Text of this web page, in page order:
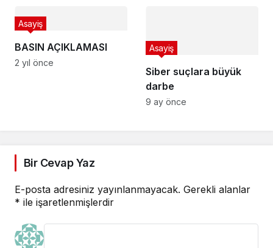
BASIN AÇIKLAMASI
Asayiş
2 yıl önce
Siber suçlara büyük
darbe
Asayiş
9 ay önce
Bir Cevap Yaz
E-posta adresiniz yayınlanmayacak. Gerekli alanlar
* ile işaretlenmişlerdir